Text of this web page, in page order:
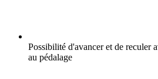
Possibilité d'avancer et de reculer
au pédalage